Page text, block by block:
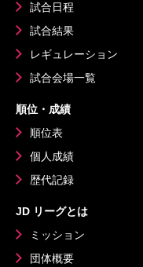
試合日程
試合結果
レギュレーション
試合会場一覧
順位・成績
順位表
個人成績
歴代記録
JD リーグとは
ミッション
団体概要